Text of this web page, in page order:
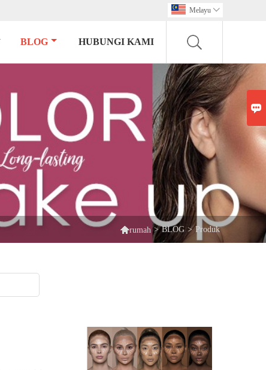
Melayu 
BLOG HUBUNGI KAMI
rumah > BLOG > Produk
